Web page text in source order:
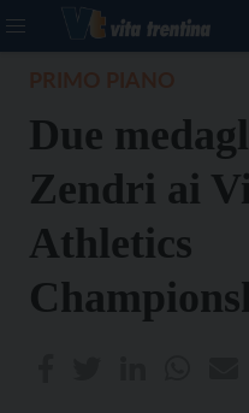
Due
Zendri ai
Athletics